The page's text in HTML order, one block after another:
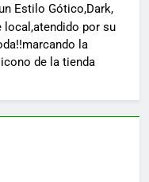
Estilo Gótico,Dark,
local,atendido por su
la
de la tienda